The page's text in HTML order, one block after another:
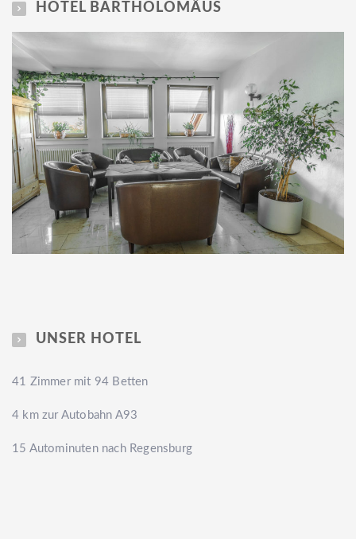
HOTEL BARTHOLOMÄUS
UNSER HOTEL
41 Zimmer mit 94 Betten
4 km zur Autobahn A93
15 Autominuten nach Regensburg